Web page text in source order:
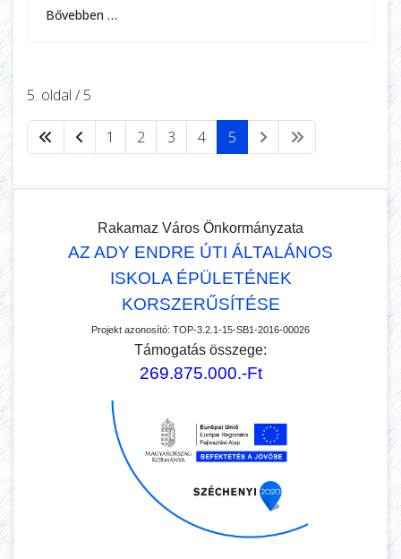
Bővebben …
5. oldal / 5
1 2 3 4 5
Rakamaz Város Önkormányzata
AZ ADY ENDRE ÚTI ÁLTALÁNOS
ISKOLA ÉPÜLETÉNEK
KORSZERŰSÍTÉSE
Projekt azonosító: TOP-3.2.1-15-SB1-2016-00026
Támogatás összege:
269.875.000.-Ft